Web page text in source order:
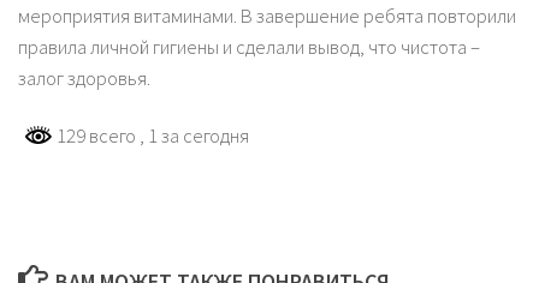
мероприятия витаминами. В завершение ребята повторили
правила личной гигиены и сделали вывод, что чистота –
залог здоровья.
129 всего , 1 за сегодня